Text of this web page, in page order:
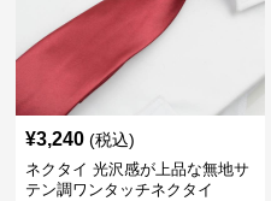
¥3,240 (税込)
ネクタイ 光沢感が上品な無地サ
テン調ワンタッチネクタイ